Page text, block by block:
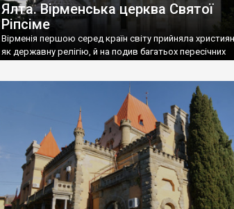
Ялта. Вірменська церква Святої
Ріпсіме
Вірменія першою серед країн світу прийняла
як державну релігію, й на подив багатьох пересічних